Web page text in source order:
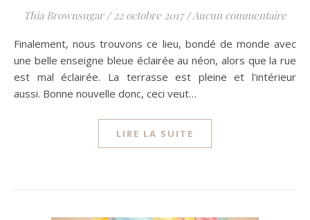
Thia Brownsugar / 22 octobre 2017 /Aucun commentaire
Finalement, nous trouvons ce lieu, bondé de monde avec
une belle enseigne bleue éclairée au néon, alors que la rue
est mal éclairée. La terrasse est pleine et l'intérieur
aussi. Bonne nouvelle donc, ceci veut…
LIRE LA SUITE